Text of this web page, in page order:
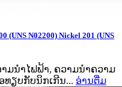
(UNS N02200) Nickel 201 (UNS
ມນຳໄຟຟ້າ, ຄວາມນຳຄວາມ
ທຽບກັບນິກເກີນ... ອ່ານ​ຕື່ມ